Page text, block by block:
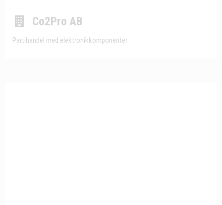
Co2Pro AB
Partihandel med elektronikkomponenter